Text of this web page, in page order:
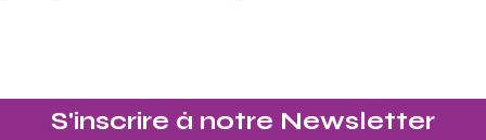
S'inscrire à notre Newsletter​